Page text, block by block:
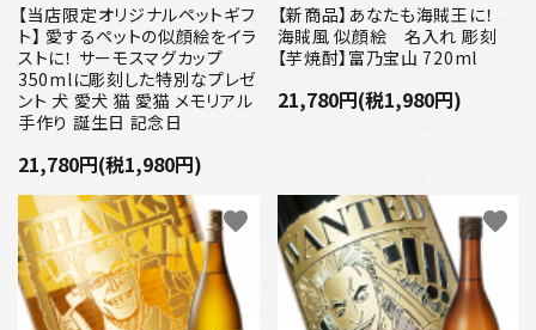
【当店限定オリジナルペットギフ
ト】 愛するペットの似顔絵をイラ
ストに！ サーモスマグカップ
350mlに彫刻した特別なプレゼ
ント 犬 愛犬 猫 愛猫 メモリアル
手作り 誕生日 記念日
21,780円(税1,980円)
【新商品】あなたも海賊王に！
海賊風 似顔絵 名入れ 彫刻
【芋焼酎】富乃宝山 720ml
21,780円(税1,980円)
favorite favorite